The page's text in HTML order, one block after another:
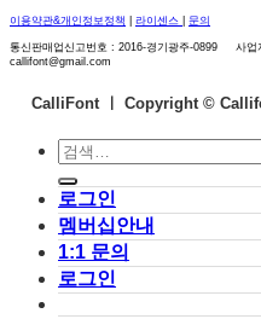
이용약관&개인정보정책 라이센스 문의
통신판매업신고번호 : 2016-경기광주-0899 사
callifont@gmail.com
CalliFont ㅣ Copyright ©
검
색:
로그인
멤버십안내
1:1 문의
로그인